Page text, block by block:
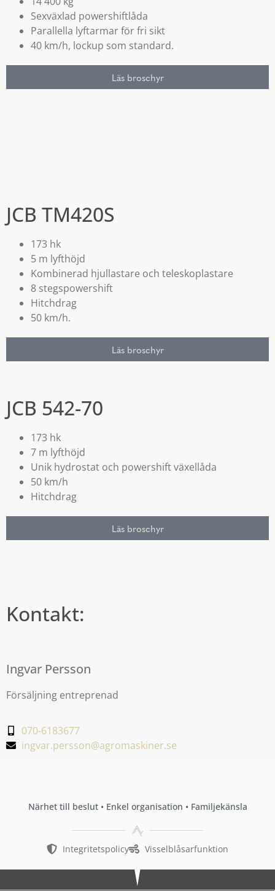
Sexväxlad powershiftlåda
Parallella lyftarmar för fri sikt
40 km/h, lockup som standard.
Läs broschyr
JCB TM420S
173 hk
5 m lyfthöjd
Kombinerad hjullastare och teleskoplastare
8 stegspowershift
Hitchdrag
50 km/h.
Läs broschyr
JCB 542-70
173 hk
7 m lyfthöjd
Unik hydrostat och powershift växellåda
50 km/h
Hitchdrag
Läs broschyr
Kontakt:
Ingvar Persson
Försäljning entreprenad
070-6183677
ingvar.persson@agromaskiner.se
Närhet till beslut • Enkel organisation • Familjekänsla
Integritetspolicy Visselblåsarfunktion